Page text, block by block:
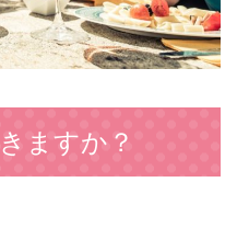
ますか？